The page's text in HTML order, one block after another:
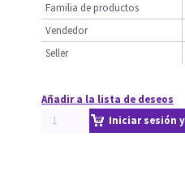
Familia de productos
Vendedor
Seller
Añadir a la lista de deseos
Iniciar sesión